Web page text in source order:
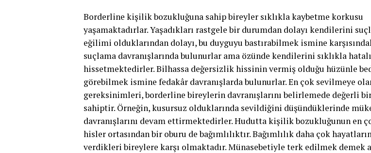
Borderline kişilik bozukluğuna sahip bireyler sıklıkla kaybetme korkusu
yaşamaktadırlar. Yaşadıkları rastgele bir durumdan dolayı kendilerini
eğilimi olduklarından dolayı, bu duyguyu bastırabilmek ismine
suçlama davranışlarında bulunurlar ama özünde kendilerini sıklıkla hatalı
hissetmektedirler. Bilhassa değersizlik hissinin vermiş olduğu hüzünle
görebilmek ismine fedakâr davranışlarda bulunurlar. En çok sevilmeye
gereksinimleri, borderline bireylerin davranışlarını belirlemede değerli
sahiptir. Örneğin, kusursuz olduklarında sevildiğini düşündüklerinde
davranışlarını devam ettirmektedirler. Hudutta kişilik bozukluğunun en
hisler ortasından bir oburu de bağımlılıktır. Bağımlılık daha çok
verdikleri bireylere karşı olmaktadır. Münasebetiyle terk edilmek demek